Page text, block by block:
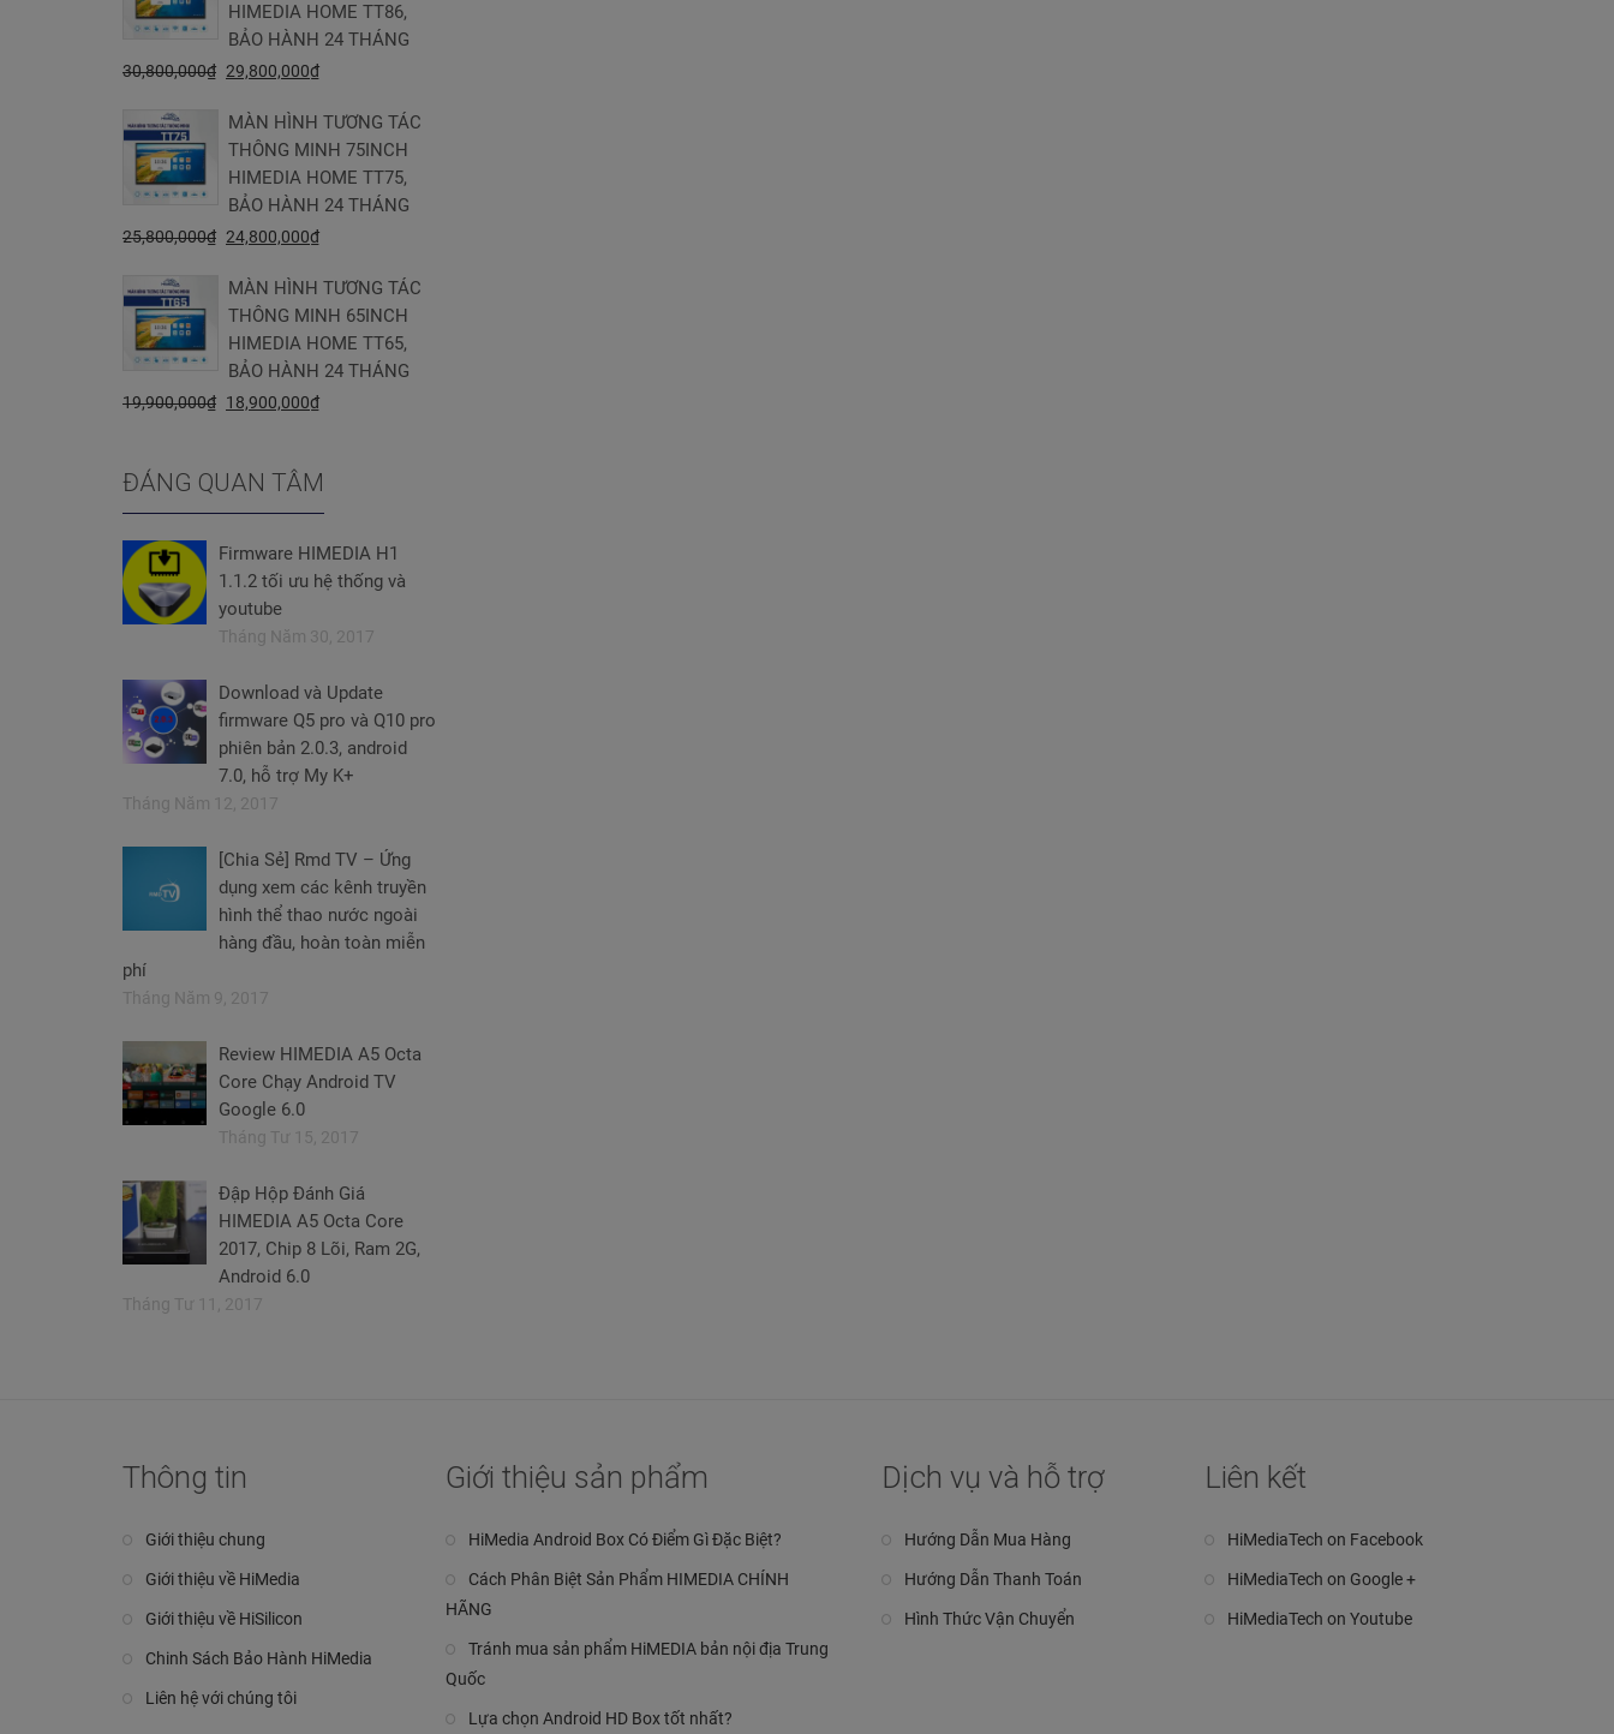
HIMEDIA HOME TT86,
BẢO HÀNH 24 THÁNG
30,800,000₫ 29,800,000₫
MÀN HÌNH TƯƠNG TÁC
THÔNG MINH 75INCH
HIMEDIA HOME TT75,
BẢO HÀNH 24 THÁNG
25,800,000₫ 24,800,000₫
MÀN HÌNH TƯƠNG TÁC
THÔNG MINH 65INCH
HIMEDIA HOME TT65,
BẢO HÀNH 24 THÁNG
19,900,000₫ 18,900,000₫
ĐÁNG QUAN TÂM
Firmware HIMEDIA H1
1.1.2 tối ưu hệ thống và
youtube
Tháng Năm 30, 2017
Download và Update
firmware Q5 pro và Q10 pro
phiên bản 2.0.3, android
7.0, hỗ trợ My K+
Tháng Năm 12, 2017
[Chia Sẻ] Rmd TV – Ứng
dụng xem các kênh truyền
hình thể thao nước ngoài
hàng đầu, hoàn toàn miễn
phí
Tháng Năm 9, 2017
Review HIMEDIA A5 Octa
Core Chạy Android TV
Google 6.0
Tháng Tư 15, 2017
Đập Hộp Đánh Giá
HIMEDIA A5 Octa Core
2017, Chip 8 Lõi, Ram 2G,
Android 6.0
Tháng Tư 11, 2017
Thông tin
Giới thiệu chung
Giới thiệu về HiMedia
Giới thiệu về HiSilicon
Chinh Sách Bảo Hành HiMedia
Liên hệ với chúng tôi
Giới thiệu sản phẩm
HiMedia Android Box Có Điểm Gì Đặc Biệt?
Cách Phân Biệt Sản Phẩm HIMEDIA CHÍNH
HÃNG
Tránh mua sản phẩm HiMEDIA bản nội địa Trung
Quốc
Lựa chọn Android HD Box tốt nhất?
Dịch vụ và hỗ trợ
Hướng Dẫn Mua Hàng
Hướng Dẫn Thanh Toán
Hình Thức Vận Chuyển
Liên kết
HiMediaTech on Facebook
HiMediaTech on Google +
HiMediaTech on Youtube